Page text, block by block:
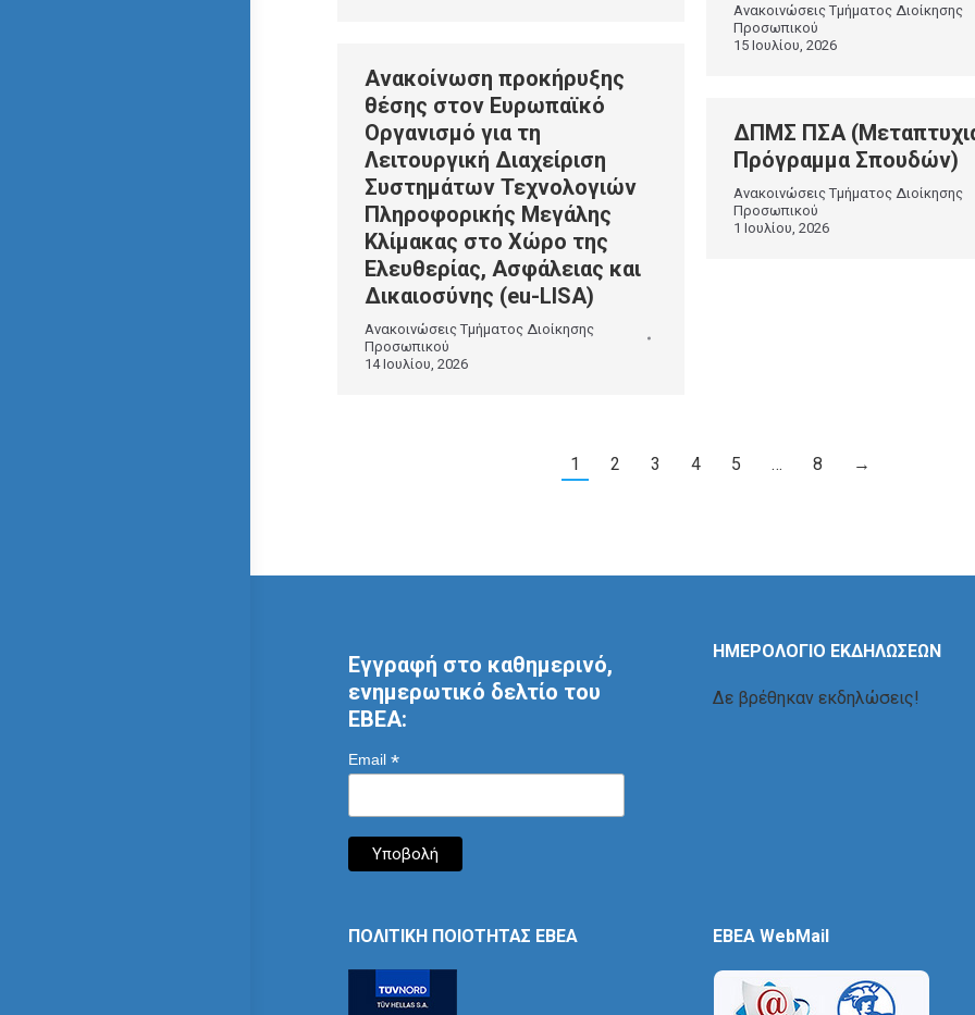
Ανακοινώσεις Τμήματος Διοίκησης
Προσωπικού
15 Ιουλίου, 2026
Ανακοίνωση προκήρυξης
θέσης στον Ευρωπαϊκό
Οργανισμό για τη
Λειτουργική Διαχείριση
Συστημάτων Τεχνολογιών
Πληροφορικής Μεγάλης
Κλίμακας στο Χώρο της
Ελευθερίας, Ασφάλειας και
Δικαιοσύνης (eu-LISA)
Ανακοινώσεις Τμήματος Διοίκησης
Προσωπικού
14 Ιουλίου, 2026
ΔΠΜΣ ΠΣΑ
Πρόγραμμα Σπουδών)
Ανακοινώσεις Τμήματος Διοίκησης
Προσωπικού
1 Ιουλίου, 2026
1 2 3 4 5 … 8 →
Εγγραφή στο καθημερινό,
ενημερωτικό δελτίο του
ΕΒΕΑ:
Email *
ΗΜΕΡΟΛΟΓΙΟ ΕΚΔΗΛΩΣΕΩΝ
Δε βρέθηκαν εκδηλώσεις!
ΠΟΛΙΤΙΚΗ ΠΟΙΟΤΗΤΑΣ ΕΒΕΑ EBEA WebMail